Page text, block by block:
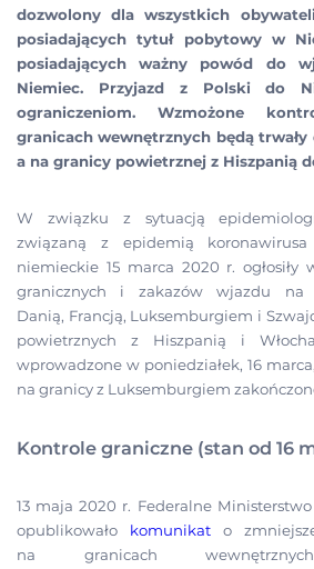
dozwolony dla wszystkich
posiadających tytuł pobytowy w
posiadających ważny powód do
Niemiec. Przyjazd z Polski do
ograniczeniom. Wzmożone
granicach wewnętrznych będą trwały
a na granicy powietrznej z Hiszpanią
W związku z sytuacją
związaną z epidemią koronawirusa
niemieckie 15 marca 2020 r. ogłosiły
granicznych i zakazów wjazdu na
Danią, Francją, Luksemburgiem i
powietrznych z Hiszpanią i
wprowadzone w poniedziałek, 16
na granicy z Luksemburgiem
Kontrole graniczne (stan od 16
13 maja 2020 r. Federalne
opublikowało komunikat o
na granicach